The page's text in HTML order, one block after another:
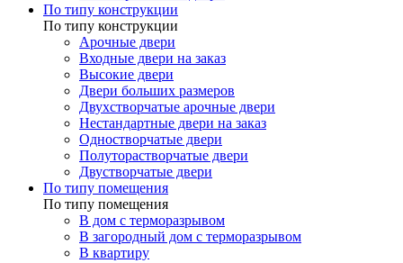
По типу конструкции
По типу конструкции
Арочные двери
Входные двери на заказ
Высокие двери
Двери больших размеров
Двухстворчатые арочные двери
Нестандартные двери на заказ
Одностворчатые двери
Полуторастворчатые двери
Двустворчатые двери
По типу помещения
По типу помещения
В дом с терморазрывом
В загородный дом с терморазрывом
В квартиру